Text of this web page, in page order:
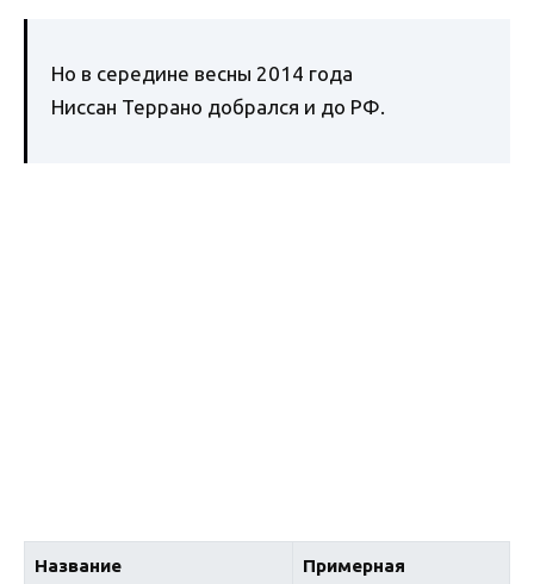
Но в середине весны 2014 года
Ниссан Террано добрался и до РФ.
Название
Примерная